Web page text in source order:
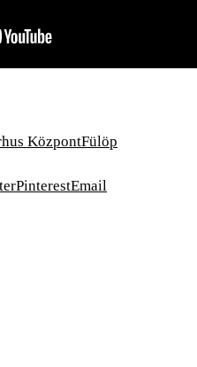
KözpontFülöp
PinterestEmail